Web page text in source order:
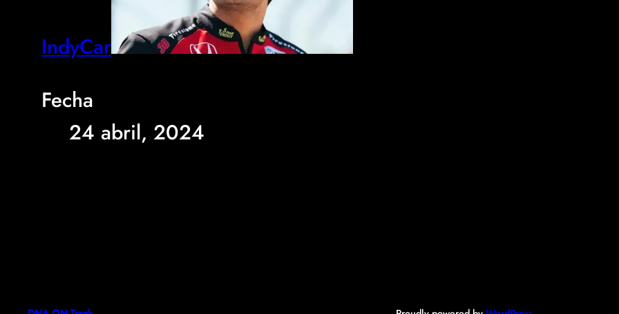
IndyCar
Fecha
24 abril, 2024